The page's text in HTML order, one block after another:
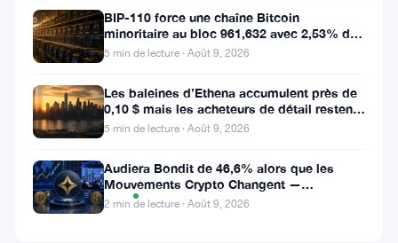
Suivre sur Google News
Graphique
des prix
BIP-110 force une chaîne Bitcoin
minoritaire au bloc 961,632 avec 2,53% de
soutien des mineurs
5 min de lecture · Août 9, 2026
Les baleines d’Ethena accumulent près de
0,10 $ mais les acheteurs de détail restent
à l’écart
5 min de lecture · Août 9, 2026
Audiera Bondit de 46,6% alors que les
Mouvements Crypto Changent —
Mouvements Quotidiens 9 Août
2 min de lecture · Août 9, 2026